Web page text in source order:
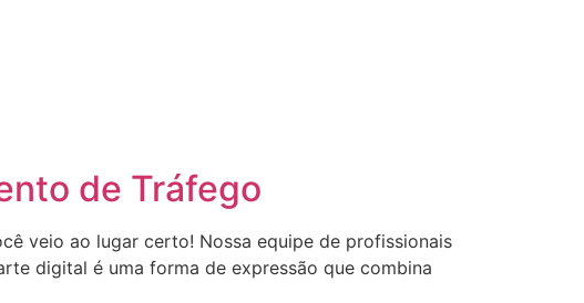
de Tráfego
veio ao lugar certo! Nossa equipe de profissionais
digital é uma forma de expressão que combina